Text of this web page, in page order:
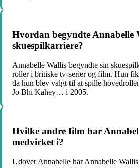
Hvordan begyndte Annabelle
skuespilkarriere?
Annabelle Wallis begyndte sin
roller i britiske tv-serier og film. Hun fik
da hun blev valgt til at spille
Jo Bhi Kahey… i 2005.
Hvilke andre film har
medvirket i?
Udover Annabelle har Annabelle